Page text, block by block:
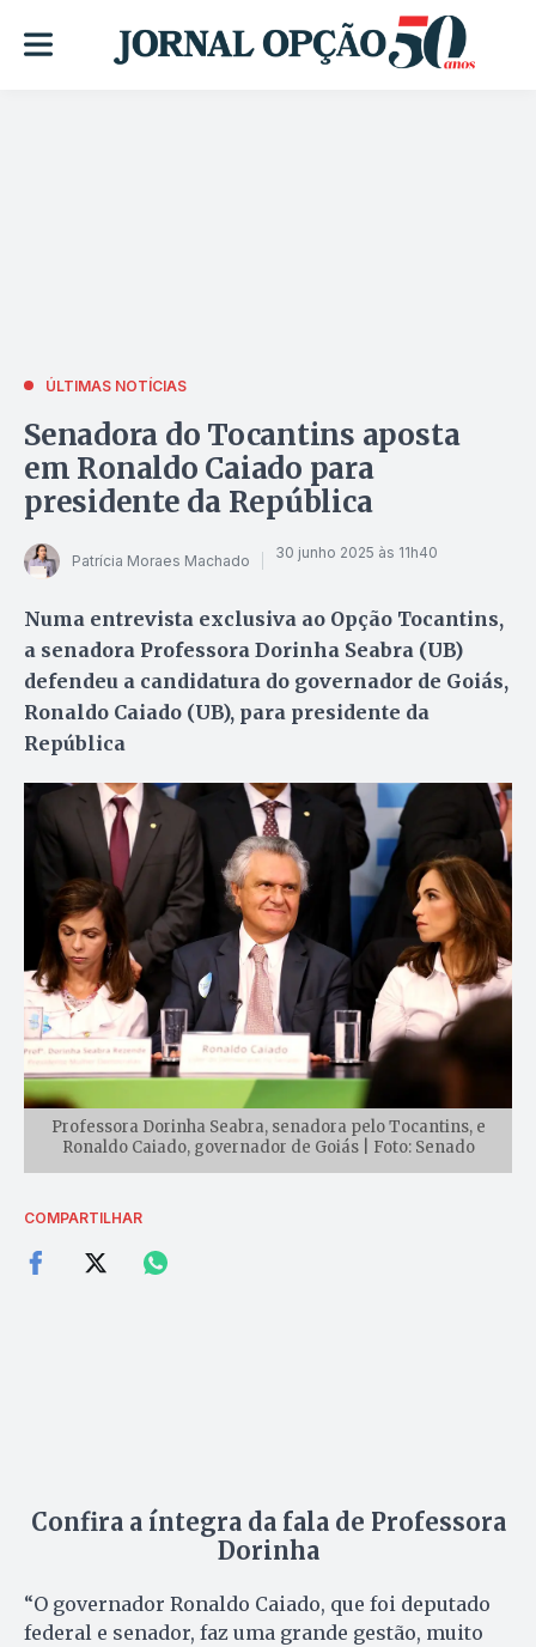
ÚLTIMAS NOTÍCIAS
Senadora do Tocantins aposta
em Ronaldo Caiado para
presidente da República
Patrícia Moraes Machado 30 junho 2025 às 11h40
Numa entrevista exclusiva ao Opção Tocantins,
a senadora Professora Dorinha Seabra (UB)
defendeu a candidatura do governador de Goiás,
Ronaldo Caiado (UB), para presidente da
República
Professora Dorinha Seabra, senadora pelo Tocantins, e
Ronaldo Caiado, governador de Goiás | Foto: Senado
COMPARTILHAR
Confira a íntegra da fala de Professora
Dorinha
“O governador Ronaldo Caiado, que foi deputado
federal e senador, faz uma grande gestão, muito